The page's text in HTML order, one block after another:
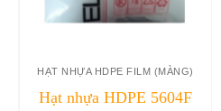
HẠT NHỰA HDPE FILM (MÀNG)
Hạt nhựa HDPE 5604F